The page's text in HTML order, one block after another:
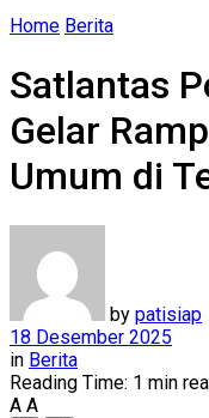
Home Berita
Satlantas
Gelar
Umum di
by patisiap
18 Desember 2025
in Berita
Reading Time: 1 min
A A